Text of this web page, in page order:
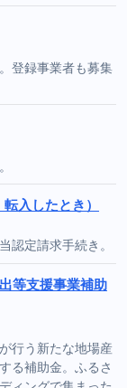
登録事業者も募集
入したとき）
認定請求手続き。
等支援事業補助
行う新たな地場産
る補助金。ふるさ